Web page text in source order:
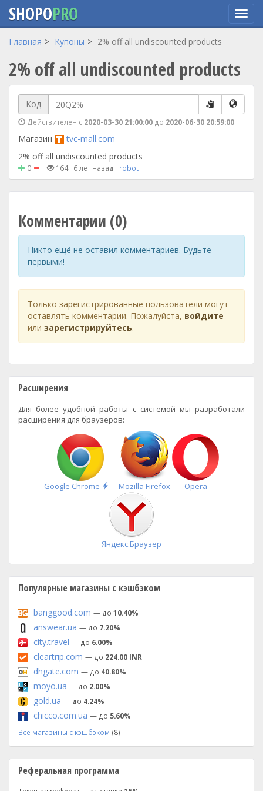
Перейти
основному
содержанию
SHOPOPRO
Главная Купоны 2% off all undiscounted products
2% off all undiscounted products
Код
Действителен с 2020-03-30 21:00:00 до 2020-06-30 20:59:00
Магазин
tvc-mall.com
2% off all undiscounted products
0 164 6 лет назад robot
Комментарии (0)
Никто ещё не оставил комментариев. Будьте
первыми!
Только зарегистрированные пользователи могут
оставлять комментарии. Пожалуйста, войдите
или зарегистрируйтесь.
Расширения
Для более удобной работы с системой мы разработали
расширения для браузеров:
Google Chrome
Быстрая
установка
Mozilla Firefox Opera
Яндекс.Браузер
Популярные магазины с кэшбэком
banggood.com — до 10.40%
answear.ua — до 7.20%
city.travel — до 6.00%
cleartrip.com — до 224.00 INR
dhgate.com — до 40.80%
moyo.ua — до 2.00%
gold.ua — до 4.24%
chicco.com.ua — до 5.60%
Все магазины с кэшбэком (8)
Реферальная программа